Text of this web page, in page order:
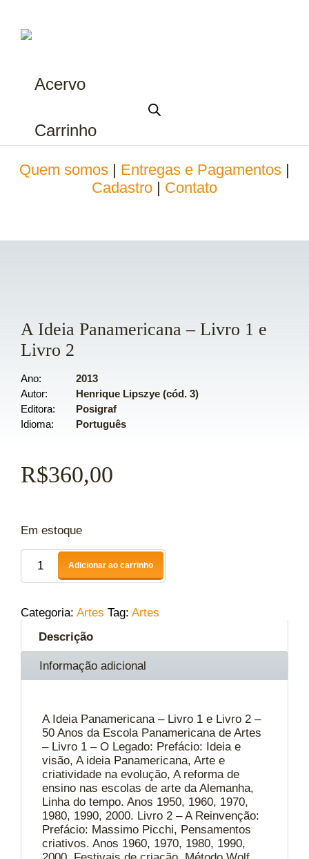
Acervo
Carrinho
Quem somos Entregas e Pagamentos
Cadastro
Contato
A Ideia Panamericana – Livro 1 e
Livro 2
Ano
2013
Autor
Henrique Lipszye (cód. 3)
Editora
Posigraf
Idioma
Português
R$360,00
Em estoque
Adicionar ao carrinho
Categoria: Artes Tag: Artes
Descrição
Informação adicional
A Ideia Panamericana – Livro 1 e Livro 2 –
50 Anos da Escola Panamericana de Artes
– Livro 1 – O Legado: Prefácio: Ideia e
visão, A ideia Panamericana, Arte e
criatividade na evolução, A reforma de
ensino nas escolas de arte da Alemanha,
Linha do tempo. Anos 1950, 1960, 1970,
1980, 1990, 2000. Livro 2 – A Reinvenção:
Prefácio: Massimo Picchi, Pensamentos
criativos. Anos 1960, 1970, 1980, 1990,